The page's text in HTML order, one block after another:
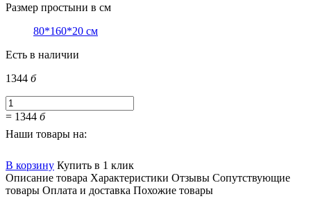
Размер простыни в см
80*160*20 см
Есть в наличии
1344 б
= 1344 б
Наши товары на:
В корзину Купить в 1 клик
Описание товара Характеристики Отзывы Сопутствующие
товары Оплата и доставка Похожие товары